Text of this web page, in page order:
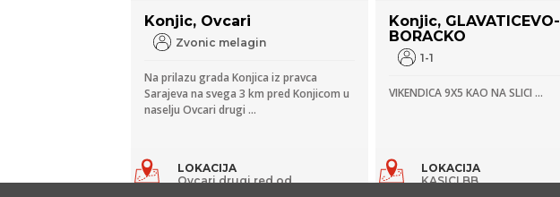
Konjic, Ovcari
Zvonic melagin
Na prilazu grada Konjica iz pravca
Sarajeva na svega 3 km pred Konjicom u
naselju Ovcari drugi ...
LOKACIJA
Ovcari drugi red od
Konjic, GLAVATICEVO-
BORACKO
1-1
VIKENDICA 9X5 KAO NA SLICI ...
LOKACIJA
KASICI BB